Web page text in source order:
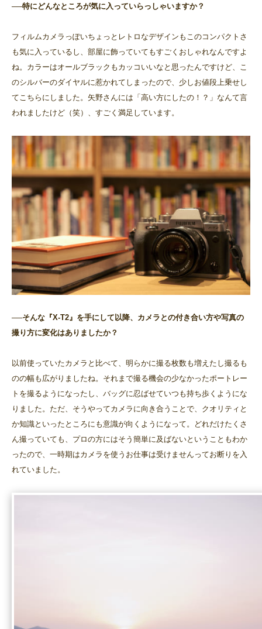
──特にどんなところが気に入っていらっしゃいますか？
フィルムカメラっぽいちょっとレトロなデザインもこのコンパクトさ
も気に入っているし、部屋に飾っていてもすごくおしゃれなんですよ
ね。カラーはオールブラックもカッコいいなと思ったんですけど、こ
のシルバーのダイヤルに惹かれてしまったので、少しお値段上乗せし
てこちらにしました。矢野さんには「高い方にしたの！？」なんて言
われましたけど（笑）、すごく満足しています。
──そんな『X-T2』を手にして以降、カメラとの付き合い方や写真の
撮り方に変化はありましたか？
以前使っていたカメラと比べて、明らかに撮る枚数も増えたし撮るも
のの幅も広がりましたね。それまで撮る機会の少なかったポートレー
トを撮るようになったし、バッグに忍ばせていつも持ち歩くようにな
りました。ただ、そうやってカメラに向き合うことで、クオリティと
か知識といったところにも意識が向くようになって。どれだけたくさ
ん撮っていても、プロの方にはそう簡単に及ばないということもわか
ったので、一時期はカメラを使うお仕事は受けませんってお断りを入
れていました。